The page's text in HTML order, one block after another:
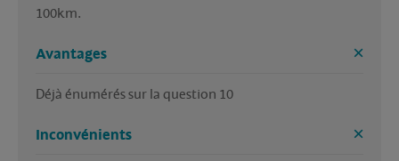
100km.
Avantages
Inconvénients